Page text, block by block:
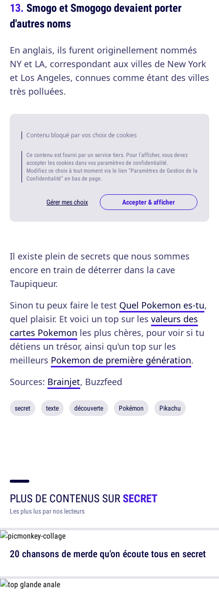
Smogo et Smogogo devaient porter
d'autres noms
En anglais, ils furent originellement nommés
NY et LA, correspondant aux villes de New York
et Los Angeles, connues comme étant des villes
très polluées.
Contenu bloqué par vos choix de cookies
Ce contenu est fourni par un service tiers. Pour l'afficher, vous devez
accepter les cookies dans vos paramètres de confidentialité.
Modifiez ce choix à tout moment via le lien "Paramètres de Gestion de la
Confidentialité" en bas de page.
Gérer mes choix Accepter & afficher
Il existe plein de secrets que nous sommes
encore en train de déterrer dans la cave
Taupiqueur.
Sinon tu peux faire le test Quel Pokemon es-tu,
quel plaisir. Et voici un top sur les valeurs des
cartes Pokemon les plus chères, pour voir si tu
détiens un trésor, ainsi qu'un top sur les
meilleurs Pokemon de première génération.
Sources: Brainjet, Buzzfeed
secret texte découverte Pokémon Pikachu
PLUS DE CONTENUS SURSECRET
Les plus lus par nos lecteurs
20 chansons de merde qu'on écoute tous en secret